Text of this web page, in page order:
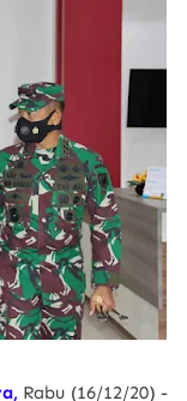
Rabu (16/12/20) -